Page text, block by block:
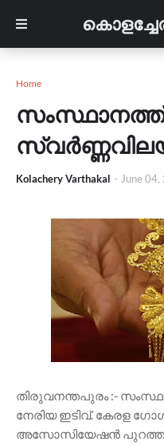
Home
സംസ്ഥാനത്ത്
Kolachery Varthakal - June
തിരുവനന്തപുരം :-
നേരിയ ഇടിവ്. കേരള
അസോസിയേഷൻ പുറത്തു